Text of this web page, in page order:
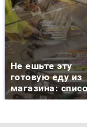
Не ешьте эту
готовую еду из
магазина: